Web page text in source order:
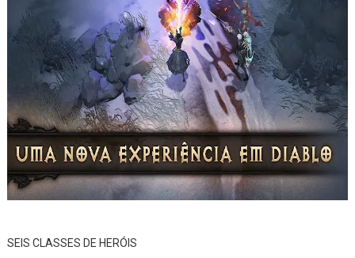
SEIS CLASSES DE HERÓIS